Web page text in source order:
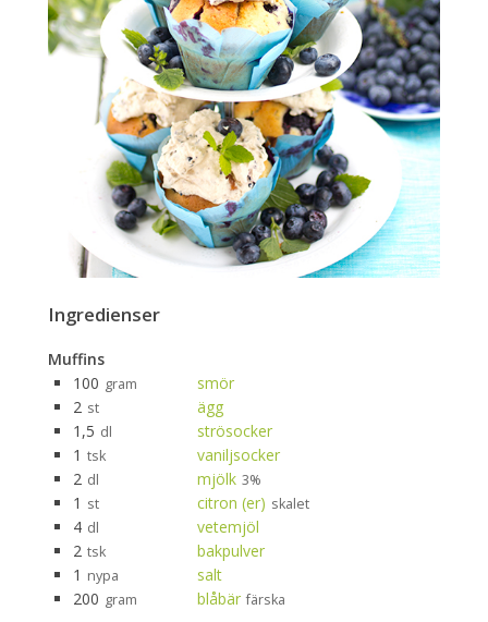
Ingredienser
Muffins
100 gram
smör
2 st
ägg
1,5 dl
strösocker
1 tsk
vaniljsocker
2 dl mjölk 3%
1 st citron (er) skalet
4 dl
vetemjöl
2 tsk
bakpulver
1 nypa
salt
200 gram blåbär färska